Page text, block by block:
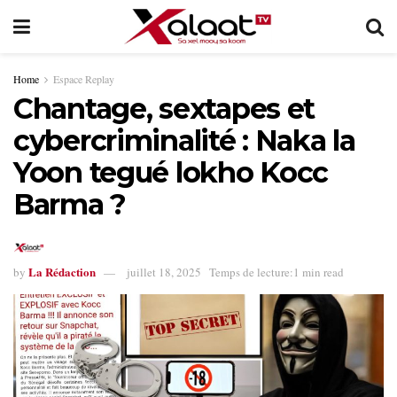
Home Espace Replay
Chantage, sextapes et
cybercriminalité : Naka la
Yoon tegué lokho Kocc
Barma ?
by La Rédaction juillet 18, 2025 Temps de lecture:1 min read